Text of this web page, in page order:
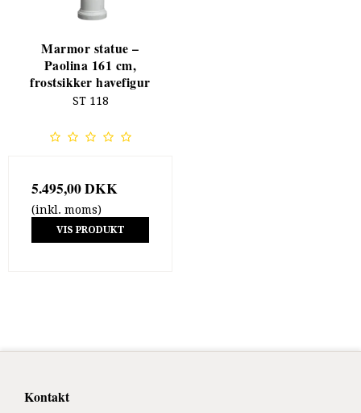
Marmor statue –
Paolina 161 cm,
frostsikker havefigur
ST 118
5.495,00 DKK
(inkl. moms)
VIS PRODUKT
Kontakt